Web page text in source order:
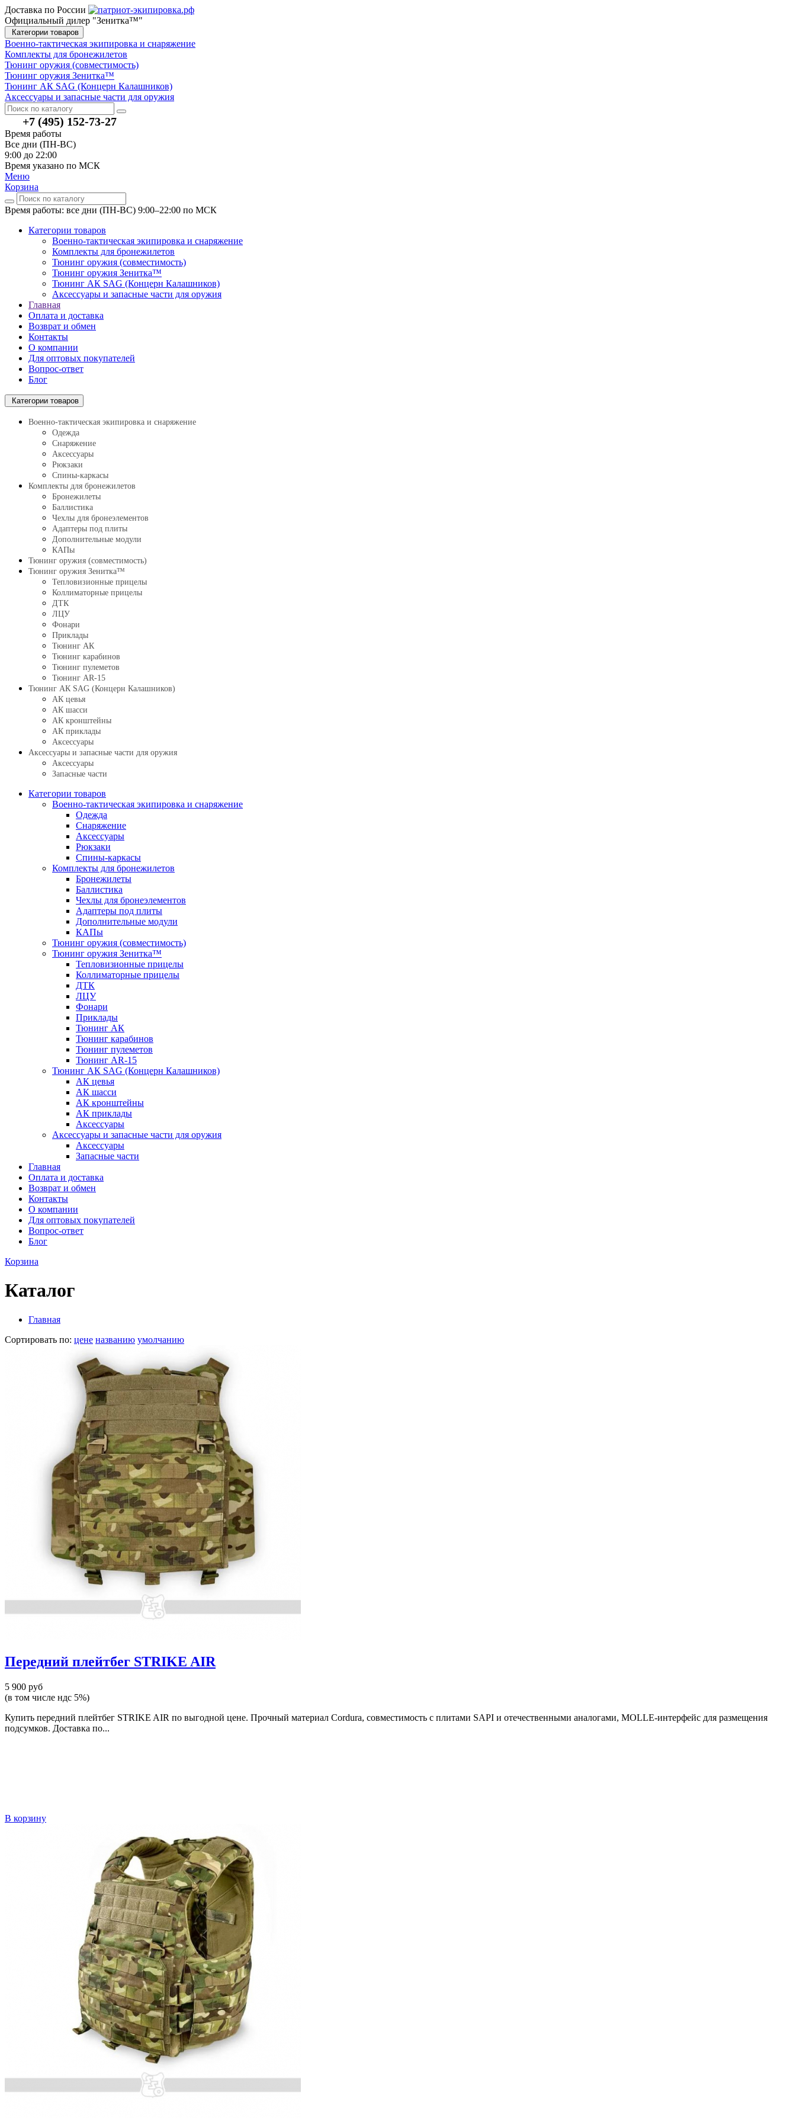
Доставка по России
Официальный дилер "Зенитка™"
Категории товаров
Военно-тактическая экипировка и снаряжение
Комплекты для бронежилетов
Тюнинг оружия (совместимость)
Тюнинг оружия Зенитка™
Тюнинг АК SAG (Концерн Калашников)
Аксессуары и запасные части для оружия
+7 (495) 152-73-27
Время работы
Все дни (ПН-ВС)
9:00 до 22:00
Время указано по МСК
Меню
Корзина
Время работы: все дни (ПН-ВС) 9:00–22:00 по МСК
Категории товаров
Военно-тактическая экипировка и снаряжение
Комплекты для бронежилетов
Тюнинг оружия (совместимость)
Тюнинг оружия Зенитка™
Тюнинг АК SAG (Концерн Калашников)
Аксессуары и запасные части для оружия
Главная
Оплата и доставка
Возврат и обмен
Контакты
О компании
Для оптовых покупателей
Вопрос-ответ
Блог
Категории товаров
Военно-тактическая экипировка и снаряжение
Одежда
Снаряжение
Аксессуары
Рюкзаки
Спины-каркасы
Комплекты для бронежилетов
Бронежилеты
Баллистика
Чехлы для бронеэлементов
Адаптеры под плиты
Дополнительные модули
КАПы
Тюнинг оружия (совместимость)
Тюнинг оружия Зенитка™
Тепловизионные прицелы
Коллиматорные прицелы
ДТК
ЛЦУ
Фонари
Приклады
Тюнинг АК
Тюнинг карабинов
Тюнинг пулеметов
Тюнинг AR-15
Тюнинг АК SAG (Концерн Калашников)
АК цевья
АК шасси
АК кронштейны
АК приклады
Аксессуары
Аксессуары и запасные части для оружия
Аксессуары
Запасные части
Категории товаров
Военно-тактическая экипировка и снаряжение
Одежда
Снаряжение
Аксессуары
Рюкзаки
Спины-каркасы
Комплекты для бронежилетов
Бронежилеты
Баллистика
Чехлы для бронеэлементов
Адаптеры под плиты
Дополнительные модули
КАПы
Тюнинг оружия (совместимость)
Тюнинг оружия Зенитка™
Тепловизионные прицелы
Коллиматорные прицелы
ДТК
ЛЦУ
Фонари
Приклады
Тюнинг АК
Тюнинг карабинов
Тюнинг пулеметов
Тюнинг AR-15
Тюнинг АК SAG (Концерн Калашников)
АК цевья
АК шасси
АК кронштейны
АК приклады
Аксессуары
Аксессуары и запасные части для оружия
Аксессуары
Запасные части
Главная
Оплата и доставка
Возврат и обмен
Контакты
О компании
Для оптовых покупателей
Вопрос-ответ
Блог
Корзина
Каталог
Главная
Сортировать по: цене названию умолчанию
Передний плейтбег STRIKE AIR
5 900 руб
(в том числе ндс 5%)
Купить передний плейтбег STRIKE AIR по выгодной цене. Прочный материал Cordura, совместимость с плитами SAPI и отечественными аналогами, MOLLE-интерфейс для размещения
подсумков. Доставка по...
В корзину